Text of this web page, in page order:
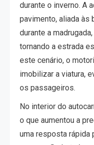
durante o inverno. A
pavimento, aliada às
durante a
tornando a estrada
este cenário, o
imobilizar a viatura,
os passageiros.
No interior do
o que aumentou a
uma resposta rápida